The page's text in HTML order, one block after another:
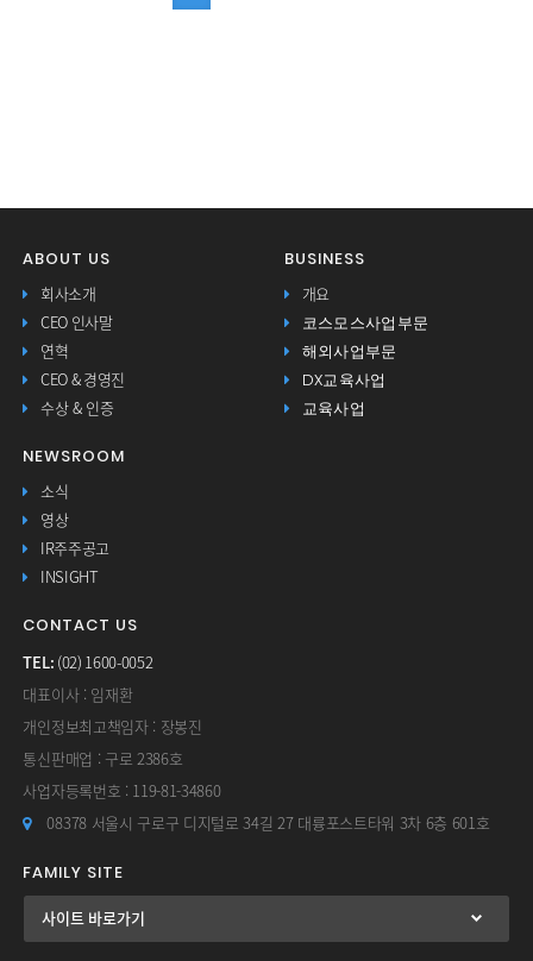
ABOUT US
회사소개
CEO 인사말
연혁
CEO & 경영진
수상 & 인증
BUSINESS
개요
코스모스사업부문
해외사업부문
DX교육사업
교육사업
NEWSROOM
소식
영상
IR주주공고
INSIGHT
CONTACT US
TEL: (02) 1600-0052
대표이사 : 임재환
개인정보최고책임자 : 장봉진
통신판매업 : 구로 2386호
사업자등록번호 : 119-81-34860
08378 서울시 구로구 디지털로 34길 27 대륭포스트타워 3차 6층 601호
FAMILY SITE